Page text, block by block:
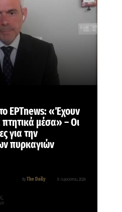
ΕΡΤnews: «Έχουν
πτητικά μέσα» – Οι
για την
πυρκαγιών
By The Daily 8 Αυγούστου, 2026